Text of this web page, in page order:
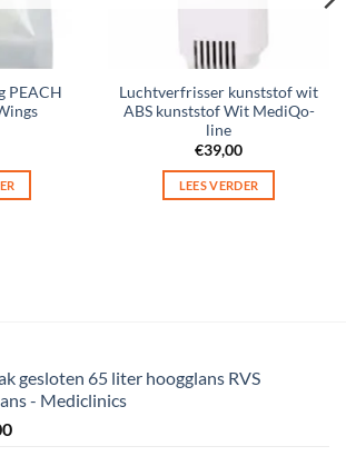
PEACH
Luchtverfrisser kunststof wit
ABS kunststof Wit MediQo-
line
€39,00
LEES VERDER
gesloten 65 liter hoogglans RVS
- Mediclinics